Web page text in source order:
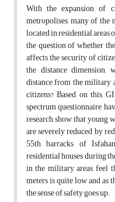
With the expansion of
metropolises, many of
located in residential areas
the question of whether
affects the security of
the distance dimension,
distance from the military
citizens? Based on this,
spectrum questionnaire
research show that young
are severely reduced by
55th barracks of
residential houses during
in the military areas, feel
meters is quite low and as
the sense of safety goes up.